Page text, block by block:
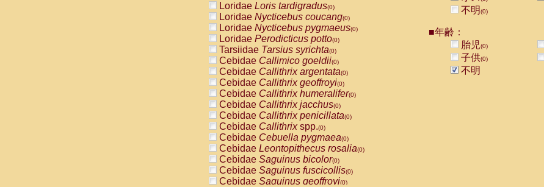
Loridae Loris tardigradus(0)
Loridae Nycticebus coucang(0)
Loridae Nycticebus pygmaeus(0)
Loridae Perodicticus potto(0)
Tarsiidae Tarsius syrichta(0)
Cebidae Callimico goeldii(0)
Cebidae Callithrix argentata(0)
Cebidae Callithrix geoffroyi(0)
Cebidae Callithrix humeralifer(0)
Cebidae Callithrix jacchus(0)
Cebidae Callithrix penicillata(0)
Cebidae Callithrixspp.(0)
Cebidae Cebuella pygmaea(0)
Cebidae Leontopithecus rosalia(0)
Cebidae Saguinus bicolor(0)
Cebidae Saguinus fuscicollis(0)
Cebidae Saguinus geoffroyi(0)
不明(0)
■年齢：
胎児(0)
子供(0)
不明